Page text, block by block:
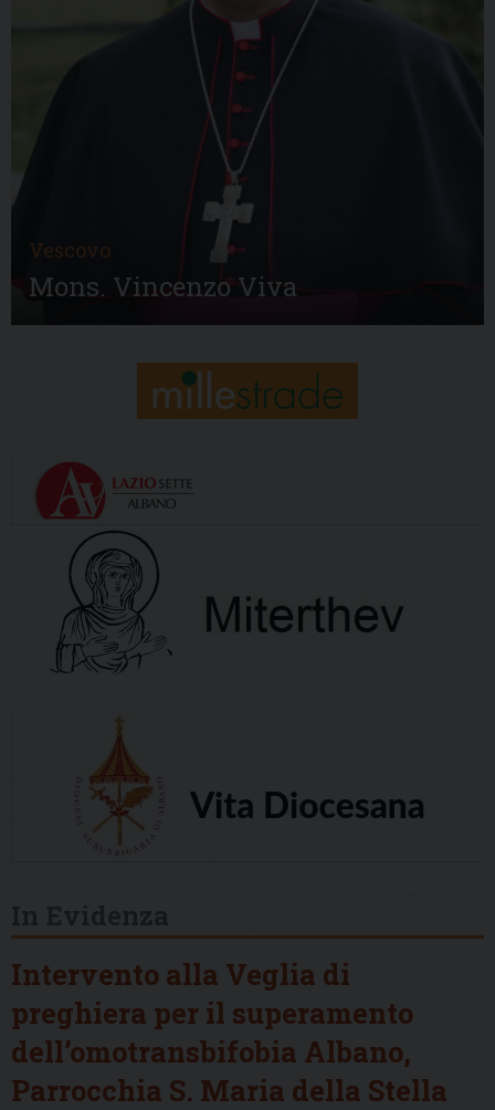
Vescovo
Mons. Vincenzo Viva
Intervento alla Veglia di
preghiera per il superamento
dell’omotransbifobia Albano,
Parrocchia S. Maria della Stella